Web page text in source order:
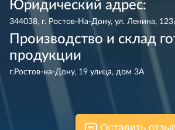
Оставить
Юридический адрес:
344038, г. Ростов-На-Дону, ул. Ленина,
Производство и склад
продукции
г.Ростов-на-Дону, 19 улица, дом 3А
© Энергия